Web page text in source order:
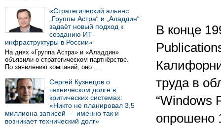
«Стратегический альянс
„Группы Астра“ и „Аладдин“
задаёт новый подход к
созданию ИТ-
инфраструктуры в России»
На днях «Группа Астра» и «Аладдин»
объявили о стратегическом партнёрстве.
По заявлению компаний, оно …
Сергей Кузнецов о
техническом долге в
критических системах:
«Никто не планировал 3,5
миллиона записей — именно так и
возникает технический долг»
В конце
труда в
“Windows
опрошено